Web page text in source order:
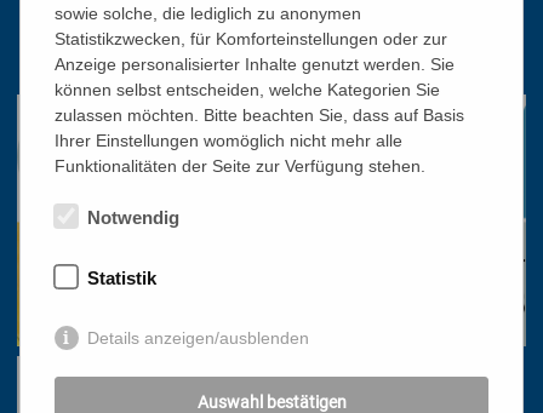
01/51 552-3320
office@bildungswerk.at
sowie solche, die lediglich zu anonymen
Statistikzwecken, für Komforteinstellungen oder zur
Anzeige personalisierter Inhalte genutzt werden. Sie
können selbst entscheiden, welche Kategorien Sie
zulassen möchten. Bitte beachten Sie, dass auf Basis
Ihrer Einstellungen womöglich nicht mehr alle
Funktionalitäten der Seite zur Verfügung stehen.
Notwendig
Statistik
Details anzeigen/ausblenden
Auswahl bestätigen